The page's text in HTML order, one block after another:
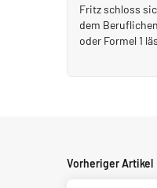
Fritz schloss
dem
oder Formel 1
Vorheriger Artikel